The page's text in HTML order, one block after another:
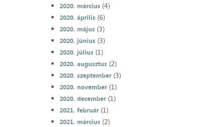
2020. március(4)
2020. április(6)
2020. május(3)
2020. június(3)
2020. július(1)
2020. augusztus(2)
2020. szeptember(3)
2020. november(1)
2020. december(1)
2021. február(1)
2021. március(2)